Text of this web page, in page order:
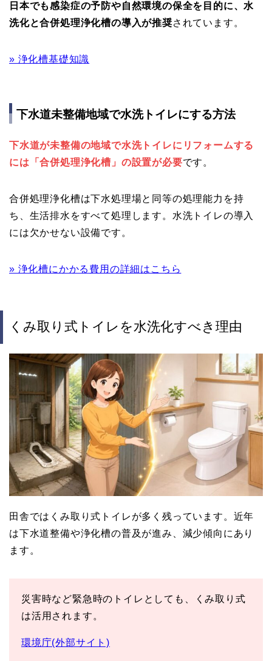
日本でも感染症の予防や自然環境の保全を目的に、水
洗化と合併処理浄化槽の導入が推奨されています。
» 浄化槽基礎知識
下水道未整備地域で水洗トイレにする方法
下水道が未整備の地域で水洗トイレにリフォームする
には「合併処理浄化槽」の設置が必要です。
合併処理浄化槽は下水処理場と同等の処理能力を持
ち、生活排水をすべて処理します。水洗トイレの導入
には欠かせない設備です。
» 浄化槽にかかる費用の詳細はこちら
くみ取り式トイレを水洗化すべき理由
田舎ではくみ取り式トイレが多く残っています。近年
は下水道整備や浄化槽の普及が進み、減少傾向にあり
ます。
災害時など緊急時のトイレとしても、くみ取り式
は活用されます。
環境庁(外部サイト)